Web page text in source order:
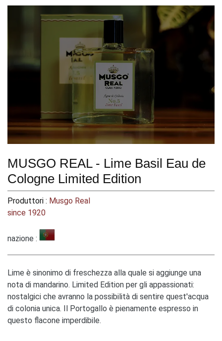
MUSGO REAL - Lime Basil Eau de
Cologne Limited Edition
Produttori : Musgo Real
since 1920
nazione :
Lime è sinonimo di freschezza alla quale si aggiunge una
nota di mandarino. Limited Edition per gli appassionati:
nostalgici che avranno la possibilità di sentire quest'acqua
di colonia unica. Il Portogallo è pienamente espresso in
questo flacone imperdibile.